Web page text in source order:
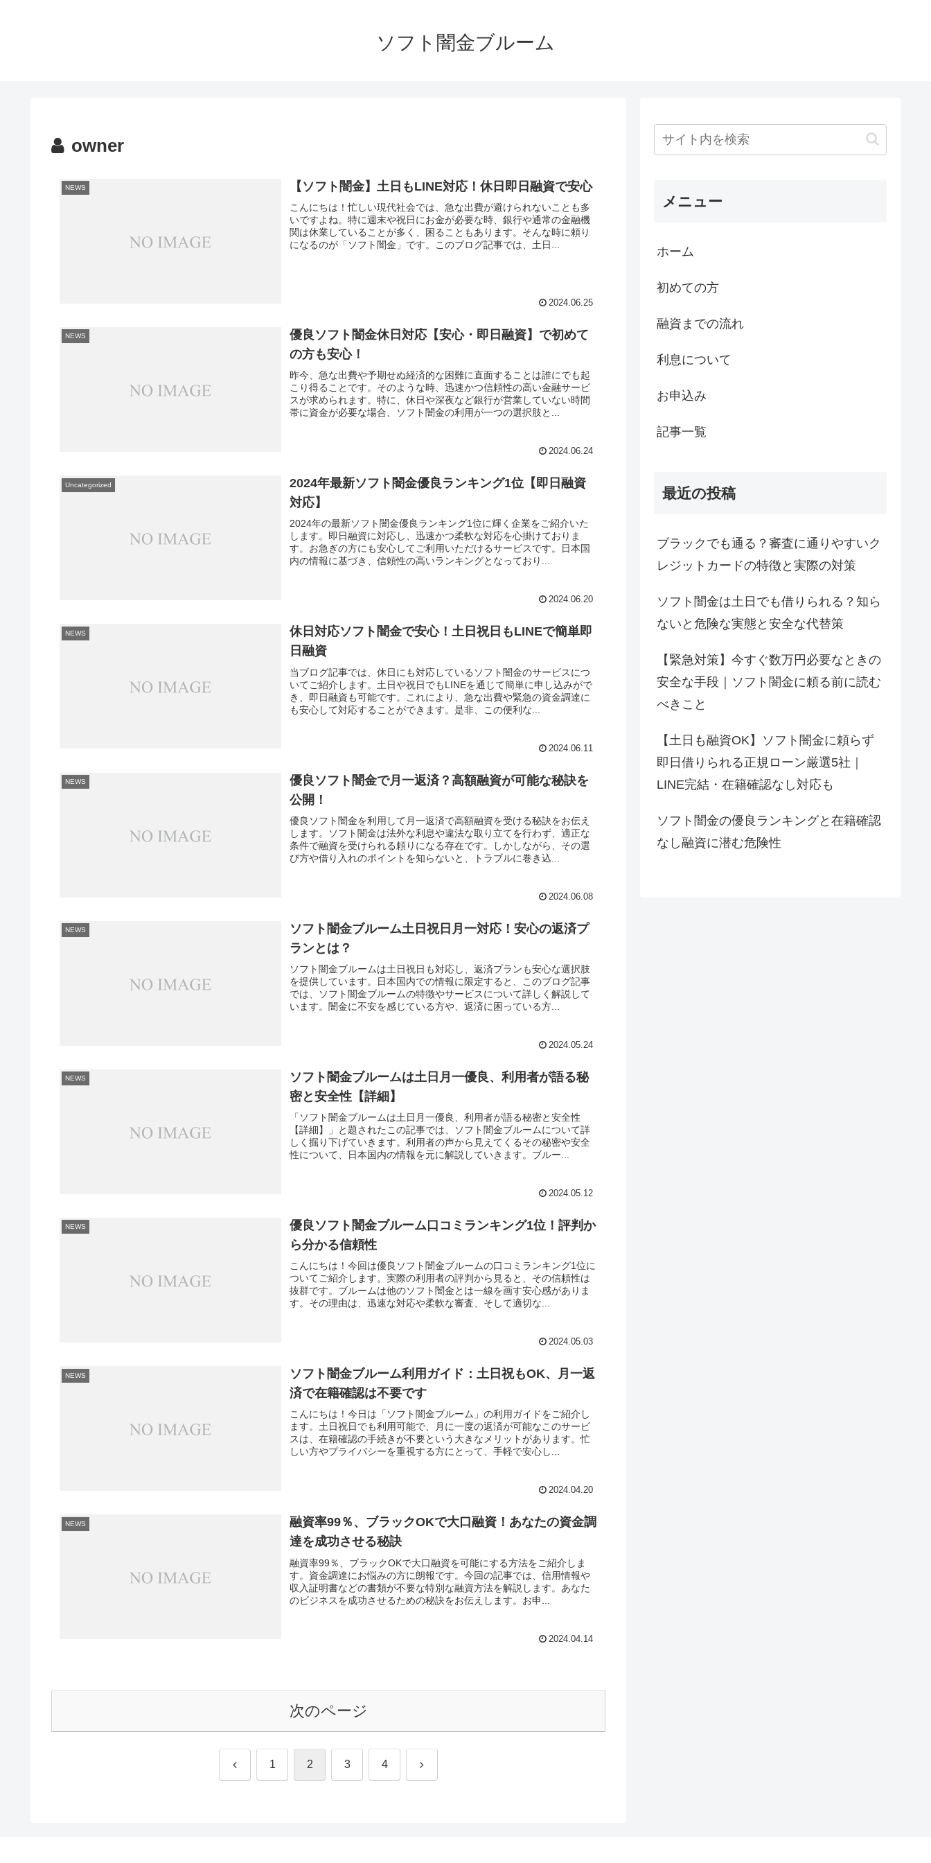
ソフト闇金ブルーム
owner
NEWS 【ソフト闇金】土日もLINE対応！休日即日融資で安心
こんにちは！忙しい現代社会では、急な出費が避けられないことも多
いですよね。特に週末や祝日にお金が必要な時、銀行や通常の金融機
関は休業していることが多く、困ることもあります。そんな時に頼り
になるのが「ソフト闇金」です。このブログ記事では、土日...
2024.06.25
NEWS
優良ソフト闇金休日対応【安心・即日融資】で初めて
の方も安心！
昨今、急な出費や予期せぬ経済的な困難に直面することは誰にでも起
こり得ることです。そのような時、迅速かつ信頼性の高い金融サービ
スが求められます。特に、休日や深夜など銀行が営業していない時間
帯に資金が必要な場合、ソフト闇金の利用が一つの選択肢と...
2024.06.24
Uncategorized
2024年最新ソフト闇金優良ランキング1位【即日融資
対応】
2024年の最新ソフト闇金優良ランキング1位に輝く企業をご紹介いた
します。即日融資に対応し、迅速かつ柔軟な対応を心掛けておりま
す。お急ぎの方にも安心してご利用いただけるサービスです。日本国
内の情報に基づき、信頼性の高いランキングとなっており...
2024.06.20
NEWS
休日対応ソフト闇金で安心！土日祝日もLINEで簡単即
日融資
当ブログ記事では、休日にも対応しているソフト闇金のサービスにつ
いてご紹介します。土日や祝日でもLINEを通じて簡単に申し込みがで
き、即日融資も可能です。これにより、急な出費や緊急の資金調達に
も安心して対応することができます。是非、この便利な...
2024.06.11
NEWS
優良ソフト闇金で月一返済？高額融資が可能な秘訣を
公開！
優良ソフト闇金を利用して月一返済で高額融資を受ける秘訣をお伝え
します。ソフト闇金は法外な利息や違法な取り立てを行わず、適正な
条件で融資を受けられる頼りになる存在です。しかしながら、その選
び方や借り入れのポイントを知らないと、トラブルに巻き込...
2024.06.08
NEWS
ソフト闇金ブルーム土日祝日月一対応！安心の返済プ
ランとは？
ソフト闇金ブルームは土日祝日も対応し、返済プランも安心な選択肢
を提供しています。日本国内での情報に限定すると、このブログ記事
では、ソフト闇金ブルームの特徴やサービスについて詳しく解説して
います。闇金に不安を感じている方や、返済に困っている方...
2024.05.24
NEWS
ソフト闇金ブルームは土日月一優良、利用者が語る秘
密と安全性【詳細】
「ソフト闇金ブルームは土日月一優良、利用者が語る秘密と安全性
【詳細】」と題されたこの記事では、ソフト闇金ブルームについて詳
しく掘り下げていきます。利用者の声から見えてくるその秘密や安全
性について、日本国内の情報を元に解説していきます。ブルー...
2024.05.12
NEWS
優良ソフト闇金ブルーム口コミランキング1位！評判か
ら分かる信頼性
こんにちは！今回は優良ソフト闇金ブルームの口コミランキング1位に
ついてご紹介します。実際の利用者の評判から見ると、その信頼性は
抜群です。ブルームは他のソフト闇金とは一線を画す安心感がありま
す。その理由は、迅速な対応や柔軟な審査、そして適切な...
2024.05.03
NEWS
ソフト闇金ブルーム利用ガイド：土日祝もOK、月一返
済で在籍確認は不要です
こんにちは！今日は「ソフト闇金ブルーム」の利用ガイドをご紹介し
ます。土日祝日でも利用可能で、月に一度の返済が可能なこのサービ
スは、在籍確認の手続きが不要という大きなメリットがあります。忙
しい方やプライバシーを重視する方にとって、手軽で安心し...
2024.04.20
NEWS
融資率99％、ブラックOKで大口融資！あなたの資金調
達を成功させる秘訣
融資率99％、ブラックOKで大口融資を可能にする方法をご紹介しま
す。資金調達にお悩みの方に朗報です。今回の記事では、信用情報や
収入証明書などの書類が不要な特別な融資方法を解説します。あなた
のビジネスを成功させるための秘訣をお伝えします。お申...
2024.04.14
次のページ
前 1 2 3 4 次
メニュー
ホーム
初めての方
融資までの流れ
利息について
お申込み
記事一覧
最近の投稿
ブラックでも通る？審査に通りやすいク
レジットカードの特徴と実際の対策
ソフト闇金は土日でも借りられる？知ら
ないと危険な実態と安全な代替策
【緊急対策】今すぐ数万円必要なときの
安全な手段｜ソフト闇金に頼る前に読む
べきこと
【土日も融資OK】ソフト闇金に頼らず
即日借りられる正規ローン厳選5社｜
LINE完結・在籍確認なし対応も
ソフト闇金の優良ランキングと在籍確認
なし融資に潜む危険性